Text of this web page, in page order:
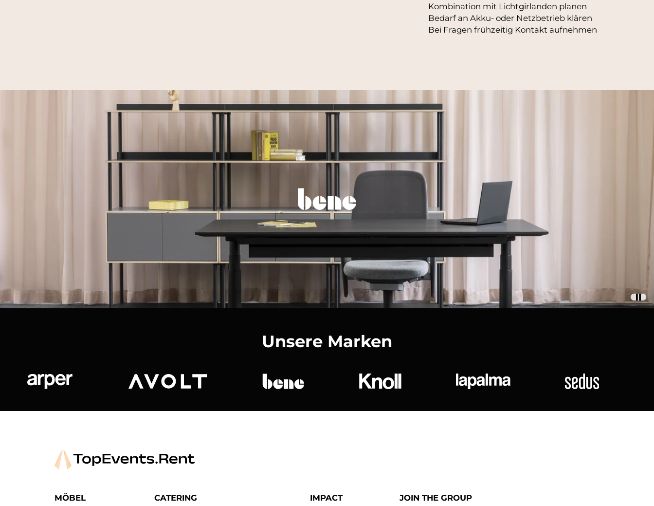
Kombination mit Lichtgirlanden planen
Bedarf an Akku- oder Netzbetrieb klären
Bei Fragen frühzeitig Kontakt aufnehmen
Unsere Marken
MÖBEL CATERING IMPACT JOIN THE GROUP